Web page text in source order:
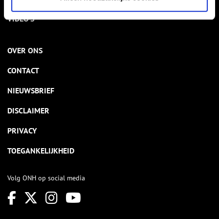
VIDEO’S
OVER ONS
CONTACT
NIEUWSBRIEF
DISCLAIMER
PRIVACY
TOEGANKELIJKHEID
Volg ONH op social media